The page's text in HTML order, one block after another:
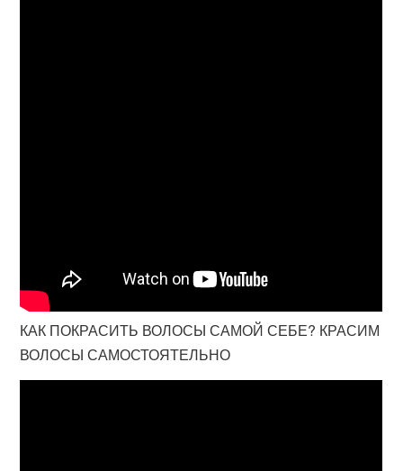
КАК ПОКРАСИТЬ ВОЛОСЫ САМОЙ СЕБЕ? КРАСИМ
ВОЛОСЫ САМОСТОЯТЕЛЬНО